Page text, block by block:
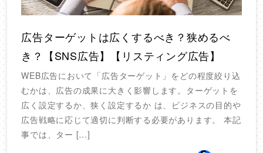
広告ターゲットは広くするべき？狭めるべ
き？【SNS広告】【リスティング広告】
WEB広告において「広告ターゲット」をどの程度絞り込
むかは、広告の成果に大きく影響します。ターゲットを
広く設定するか、狭く設定するか は、ビジネスの目的や
広告戦略に応じて適切に判断する必要があります。 本記
事では、ター […]